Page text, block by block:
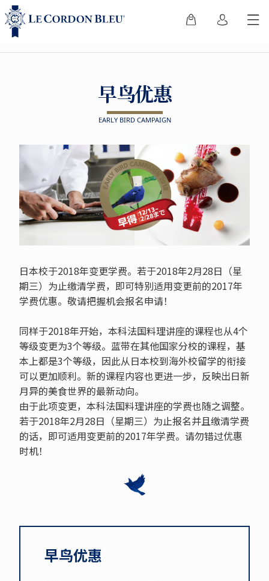
早鸟优惠
EARLY BIRD CAMPAIGN
日本校于2018年变更学费。若于2018年2月28日（星
期三）为止缴清学费，即可特别适用变更前的2017年
学费优惠。敬请把握机会报名申请！
同样于2018年开始，本科法国料理讲座的课程也从4个
等级变更为3个等级。蓝带在其他国家分校的课程，基
本上都是3个等级，因此从日本校到海外校留学的衔接
可以更加顺利。新的课程内容也更进一步，反映出日新
月异的美食世界的最新动向。
由于此项变更，本科法国料理讲座的学费也随之调整。
若于2018年2月28日（星期三）为止报名并且缴清学费
的话，即可适用变更前的2017年学费。请勿错过优惠
时机！
早鸟优惠